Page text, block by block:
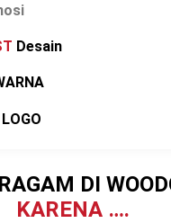
Desain
DI
KARENA ….